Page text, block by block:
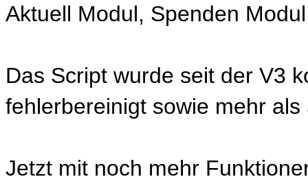
Aktuell Modul, Spenden
Das Script wurde seit der V3
fehlerbereinigt sowie mehr
Jetzt mit noch mehr